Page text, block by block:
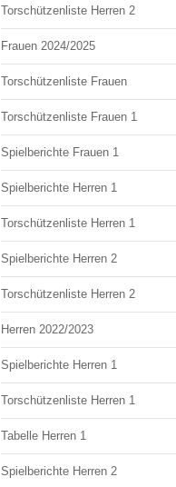
Torschützenliste Herren 2
Frauen 2024/2025
Torschützenliste Frauen
Torschützenliste Frauen 1
Spielberichte Frauen 1
Spielberichte Herren 1
Torschützenliste Herren 1
Spielberichte Herren 2
Torschützenliste Herren 2
Herren 2022/2023
Spielberichte Herren 1
Torschützenliste Herren 1
Tabelle Herren 1
Spielberichte Herren 2